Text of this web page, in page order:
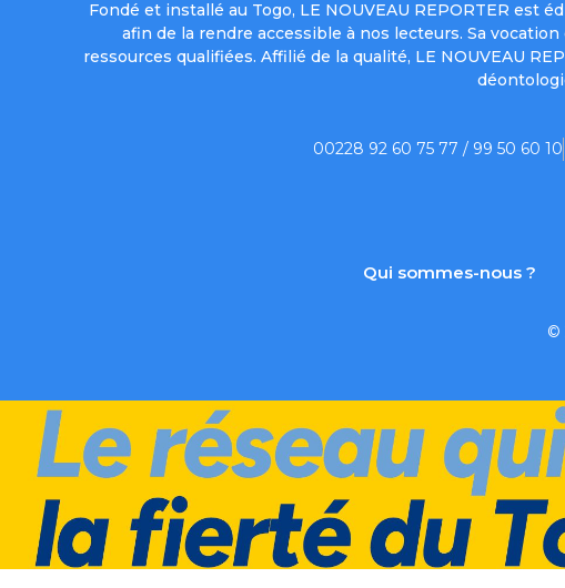
Fondé et installé au Togo, LE NOUVEAU REPORTER est
afin de la rendre accessible à nos lecteurs. Sa
ressources qualifiées. Affilié de la qualité, LE NOUVEAU
00228 92 60 75 77 / 99 50 60 10
Qui sommes-nous ?
©